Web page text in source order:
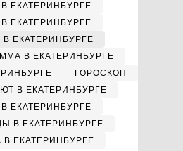
ЕКАТЕРИНБУРГЕ
ЕКАТЕРИНБУРГЕ
ЕКАТЕРИНБУРГЕ
В ЕКАТЕРИНБУРГЕ
ГОРОСКОП
В ЕКАТЕРИНБУРГЕ
ЕКАТЕРИНБУРГЕ
В ЕКАТЕРИНБУРГЕ
В ЕКАТЕРИНБУРГЕ